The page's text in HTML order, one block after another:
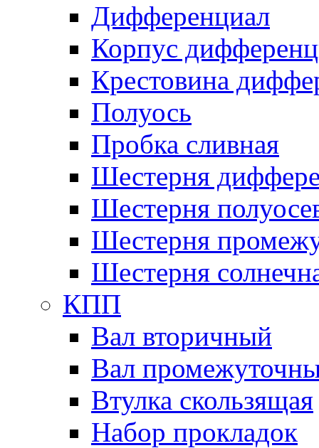
Дифференциал
Корпус
Крестовина
Полуось
Пробка сливная
Шестерня
Шестерня
Шестерня
Шестерня
КПП
Вал вторичный
Вал
Втулка скользящая
Набор прокладок